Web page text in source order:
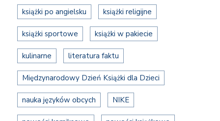
książki po angielsku książki religijne
książki sportowe książki w pakiecie
kulinarne literatura faktu
Międzynarodowy Dzień Książki dla Dzieci
nauka języków obcych NIKE